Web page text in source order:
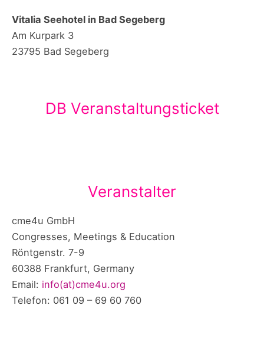
Vitalia Seehotel in Bad Segeberg
Am Kurpark 3
23795 Bad Segeberg
DB Veranstaltungsticket
Veranstalter
cme4u GmbH
Congresses, Meetings & Education
Röntgenstr. 7-9
60388 Frankfurt, Germany
Email: info(at)cme4u.org
Telefon: 061 09 – 69 60 760